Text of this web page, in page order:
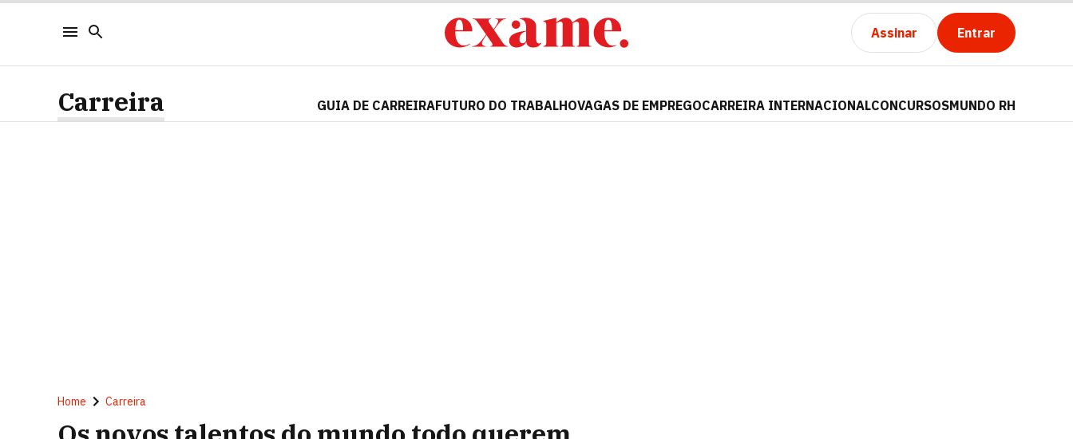
Assinar Entrar
Carreira GUIA DE CARREIRAFUTURO DO TRABALHOVAGAS DE EMPREGOCARREIRA INTERNACIONALCONCURSOSMUNDO RH
Home Carreira